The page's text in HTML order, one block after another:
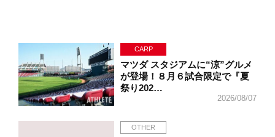
CARP
マツダ スタジアムに“涼”グルメ
が登場！８月６試合限定で『夏
祭り202…
2026/08/07
OTHER